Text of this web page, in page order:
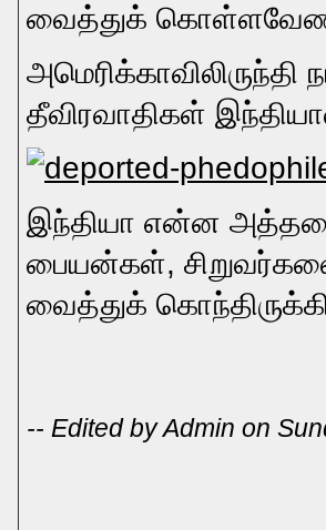
வைத்துக்
தீவிரவாதிகள்
இந்தியா என்ன
பையன்கள்,
வைத்துக்
-- Edited by Admin on